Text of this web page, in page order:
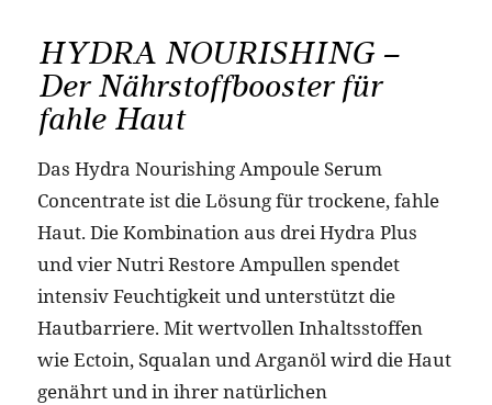
HYDRA NOURISHING –
Der Nährstoffbooster für
fahle Haut
Das Hydra Nourishing Ampoule Serum
Concentrate ist die Lösung für trockene, fahle
Haut. Die Kombination aus drei Hydra Plus
und vier Nutri Restore Ampullen spendet
intensiv Feuchtigkeit und unterstützt die
Hautbarriere. Mit wertvollen Inhaltsstoffen
wie Ectoin, Squalan und Arganöl wird die Haut
genährt und in ihrer natürlichen